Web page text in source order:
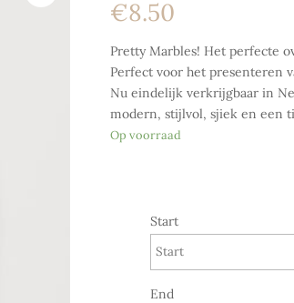
€8.50
Pretty Marbles! Het perfecte
Perfect voor het presenteren
Nu eindelijk verkrijgbaar in
modern, stijlvol, sjiek en een
Op voorraad
Start
End